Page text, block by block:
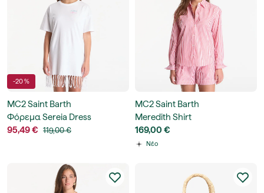
-20 %
MC2 Saint Barth
Φόρεμα Sereia Dress
95,49 € 119,00 €
MC2 Saint Barth
Meredith Shirt
169,00 €
Νέο